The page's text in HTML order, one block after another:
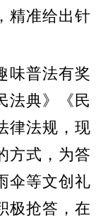
精准给出针
味普法有奖
法典》《民
律法规，现
方式，为答
伞等文创礼
极抢答，在